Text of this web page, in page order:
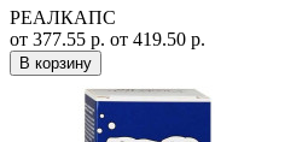
РЕАЛКАПС
от 377.55 р. от 419.50 р.
В корзину